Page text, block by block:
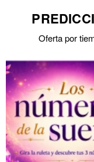
Oferta por